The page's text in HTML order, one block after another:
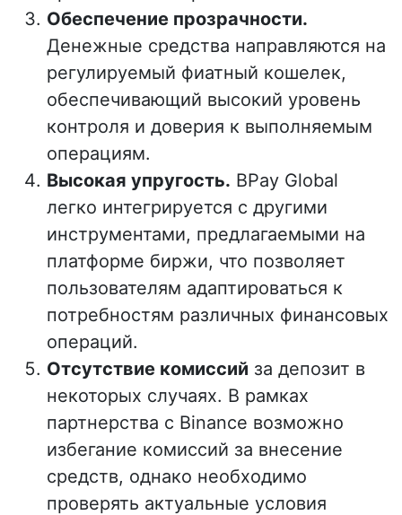
Обеспечение прозрачности.
Денежные средства направляются на
регулируемый фиатный кошелек,
обеспечивающий высокий уровень
контроля и доверия к выполняемым
операциям.
Высокая упругость. BPay Global
легко интегрируется с другими
инструментами, предлагаемыми на
платформе биржи, что позволяет
пользователям адаптироваться к
потребностям различных финансовых
операций.
Отсутствие комиссий за депозит в
некоторых случаях. В рамках
партнерства с Binance возможно
избегание комиссий за внесение
средств, однако необходимо
проверять актуальные условия